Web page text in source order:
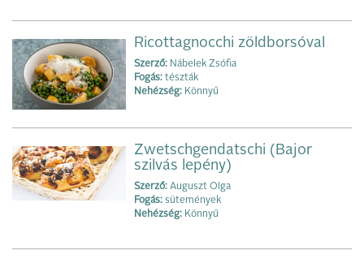
Ricottagnocchi zöldborsóval
Szerző: Nábelek Zsófia
Fogás: tészták
Nehézség: Könnyű
Zwetschgendatschi (Bajor
szilvás lepény)
Szerző: Auguszt Olga
Fogás: sütemények
Nehézség: Könnyű